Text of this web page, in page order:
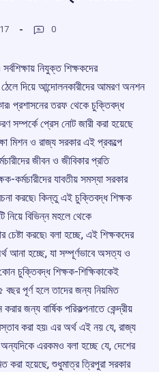
0
নিযুক্ত শিক্ষকদের
ঠেলে দিয়ে আন্দোলনকারীদের আমরণ অনশন
প্রশাসনের তরফ থেকে চুক্তিবদ্ধ
সম্পর্কে প্রেস নোট জারী করা হয়েছে
মিশন ও রাজ্য সরকার এই প্রকল্পে
জীবন ও জীবিকার প্রতি
কর্মচারীদের যাবতীয় সমস্যা সরকার
করছে৷ কিন্তু এই চুক্তিবদ্ধ শিক্ষক
নিয়ে বিভিন্ন মহলে থেকে
চেষ্টা করছে৷ বলা হচ্ছে, এই শিক্ষকদের
আনা হচ্ছে, যা সম্পূর্ণভাবে অসত্য ও
চুক্তিবদ্ধ শিক্ষক-শিক্ষিকাকেই
বছর পূর্ণ হলে তাদের জন্য নিয়মিত
জন্য বার্ষিক পরিকল্পনাতে কেন্দ্রীয়
করা হয়৷ এর অর্থ এই নয় যে, রাজ্য
এরকমও বলা হচ্ছে যে, দেশের
করা হয়েছে, শুধুমাত্র ত্রিপুরা সরকার